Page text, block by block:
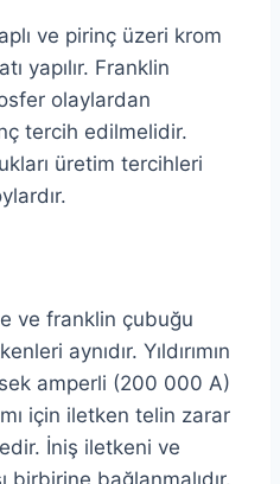
ve pirinç üzeri krom
yapılır. Franklin
olaylardan
tercih edilmelidir.
üretim tercihleri
ve franklin çubuğu
aynıdır. Yıldırımın
amperli (200 000 A)
için iletken telin zarar
İniş iletkeni ve
birbirine bağlanmalıdır.